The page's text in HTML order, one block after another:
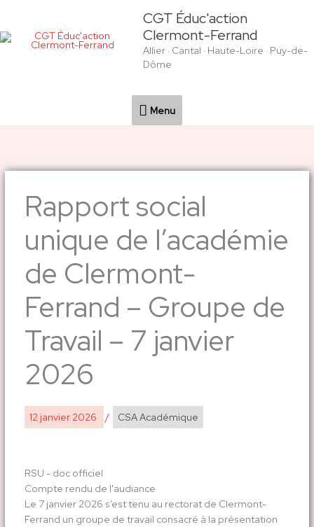
contenu
CGT Éduc'action
Clermont-Ferrand
Allier · Cantal · Haute-Loire · Puy-de-
Dôme
Menu
Menu
Rapport social
unique de l’académie
de Clermont-
Ferrand – Groupe de
Travail – 7 janvier
2026
12 janvier 2026 / CSA Académique
RSU - doc officiel
Compte rendu de l'audiance
Le 7 janvier 2026 s’est tenu au rectorat de Clermont-
Ferrand un groupe de travail consacré à la présentation